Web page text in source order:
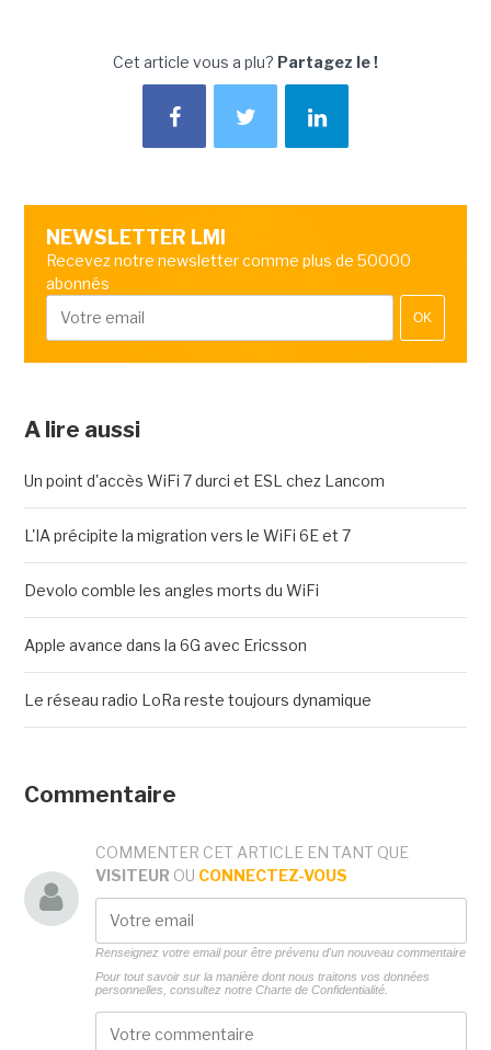
Cet article vous a plu? Partagez le !
NEWSLETTER LMI
Recevez notre newsletter comme plus de 50000
abonnés
OK
A lire aussi
Un point d'accès WiFi 7 durci et ESL chez Lancom
L'IA précipite la migration vers le WiFi 6E et 7
Devolo comble les angles morts du WiFi
Apple avance dans la 6G avec Ericsson
Le réseau radio LoRa reste toujours dynamique
Commentaire
COMMENTER CET ARTICLE EN TANT QUE
VISITEUR OU CONNECTEZ-VOUS
Renseignez votre email pour être prévenu d'un nouveau commentaire
Pour tout savoir sur la manière dont nous traitons vos données
personnelles, consultez notre Charte de Confidentialité.